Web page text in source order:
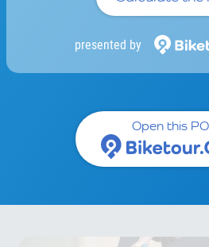
presented by
Open this